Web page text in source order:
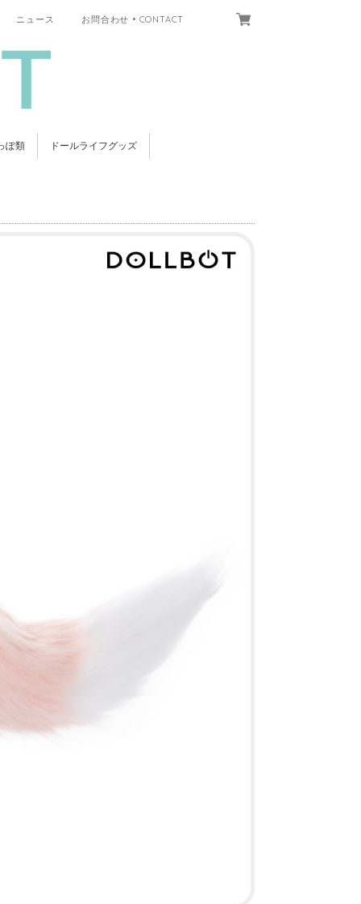
ニュース お問合わせ • CONTACT
ぽ類 ドールライフグッズ